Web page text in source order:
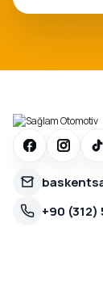
+90 (312)